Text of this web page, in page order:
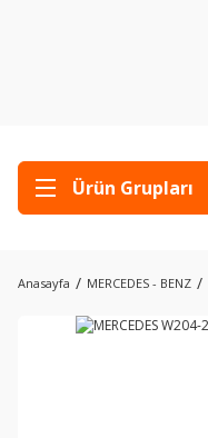
Ürün Grupları
Anasayfa MERCEDES - BENZ